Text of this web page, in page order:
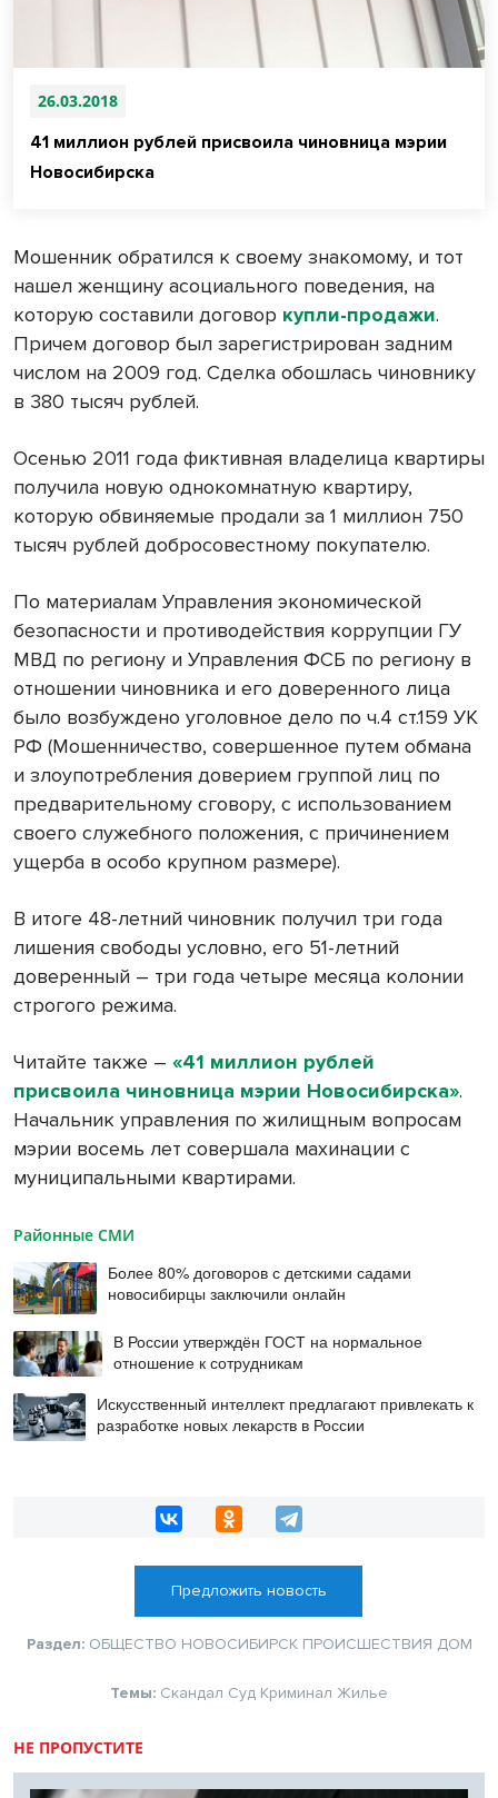
26.03.2018
41 миллион рублей присвоила чиновница мэрии
Новосибирска
Мошенник обратился к своему знакомому, и тот
нашел женщину асоциального поведения, на
которую составили договор купли-продажи.
Причем договор был зарегистрирован задним
числом на 2009 год. Сделка обошлась чиновнику
в 380 тысяч рублей.
Осенью 2011 года фиктивная владелица квартиры
получила новую однокомнатную квартиру,
которую обвиняемые продали за 1 миллион 750
тысяч рублей добросовестному покупателю.
По материалам Управления экономической
безопасности и противодействия коррупции ГУ
МВД по региону и Управления ФСБ по региону в
отношении чиновника и его доверенного лица
было возбуждено уголовное дело по ч.4 ст.159 УК
РФ (Мошенничество, совершенное путем обмана
и злоупотребления доверием группой лиц по
предварительному сговору, с использованием
своего служебного положения, с причинением
ущерба в особо крупном размере).
В итоге 48-летний чиновник получил три года
лишения свободы условно, его 51-летний
доверенный – три года четыре месяца колонии
строгого режима.
Читайте также – «41 миллион рублей
присвоила чиновница мэрии Новосибирска».
Начальник управления по жилищным вопросам
мэрии восемь лет совершала махинации с
муниципальными квартирами.
Районные СМИ
Более 80% договоров с детскими садами
новосибирцы заключили онлайн
В России утверждён ГОСТ на нормальное
отношение к сотрудникам
Искусственный интеллект предлагают привлекать к
разработке новых лекарств в России
Предложить новость
Раздел: ОБЩЕСТВО НОВОСИБИРСК ПРОИСШЕСТВИЯ ДОМ
Темы: Скандал Суд Криминал Жилье
НЕ ПРОПУСТИТЕ